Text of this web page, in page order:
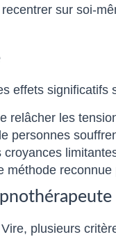
sur soi-
effets
relâcher les
personnes
croyances
méthode
plusieurs